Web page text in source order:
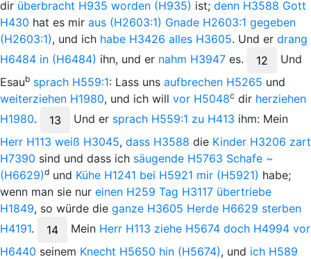
dir überbracht H935 worden (H935) ist; denn H3588 Gott
H430 hat es mir aus (H2603:1) Gnade H2603:1 gegeben
(H2603:1), und ich habe H3426 alles H3605. Und er drang
H6484 in (H6484) ihn, und er nahm H3947 es. 12
Und
Esaub sprach H559:1: Lass uns aufbrechen H5265 und
weiterziehen H1980, und ich will vor H5048c dir herziehen
H1980. 13 Und er sprach H559:1 zu H413 ihm: Mein
Herr H113 weiß H3045, dass H3588 die Kinder H3206 zart
H7390 sind und dass ich säugende H5763 Schafe ~
(H6629)d und Kühe H1241 bei H5921 mir (H5921) habe;
wenn man sie nur einen H259 Tag H3117 übertriebe
H1849, so würde die ganze H3605 Herde H6629 sterben
H4191. 14 Mein Herr H113 ziehe H5674 doch H4994 vor
H6440 seinem Knecht H5650 hin (H5674), und ich H589